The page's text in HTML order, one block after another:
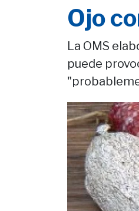
Ojo
La OMS
puede